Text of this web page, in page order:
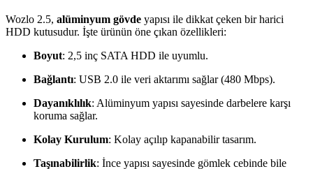
Wozlo 2.5, alüminyum gövde yapısı ile dikkat çeken bir harici
HDD kutusudur. İşte ürünün öne çıkan özellikleri:
Boyut: 2,5 inç SATA HDD ile uyumlu.
Bağlantı: USB 2.0 ile veri aktarımı sağlar (480 Mbps).
Dayanıklılık: Alüminyum yapısı sayesinde darbelere karşı
koruma sağlar.
Kolay Kurulum: Kolay açılıp kapanabilir tasarım.
Taşınabilirlik: İnce yapısı sayesinde gömlek cebinde bile